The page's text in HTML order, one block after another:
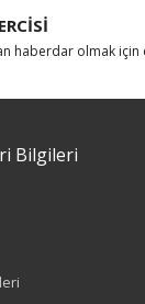
haberdar olmak için
Bilgileri